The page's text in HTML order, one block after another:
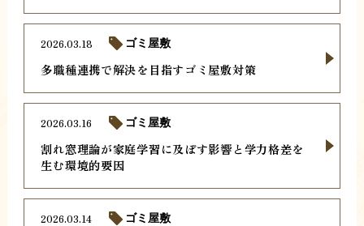
多職種連携で解決を目指すゴミ屋敷対策
2026.03.18 ゴミ屋敷
割れ窓理論が家庭学習に及ぼす影響と学力格差を
生む環境的要因
2026.03.16 ゴミ屋敷
2026.03.14 ゴミ屋敷